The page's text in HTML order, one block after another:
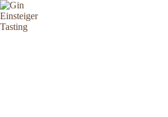
Zum
Inhalt
springen